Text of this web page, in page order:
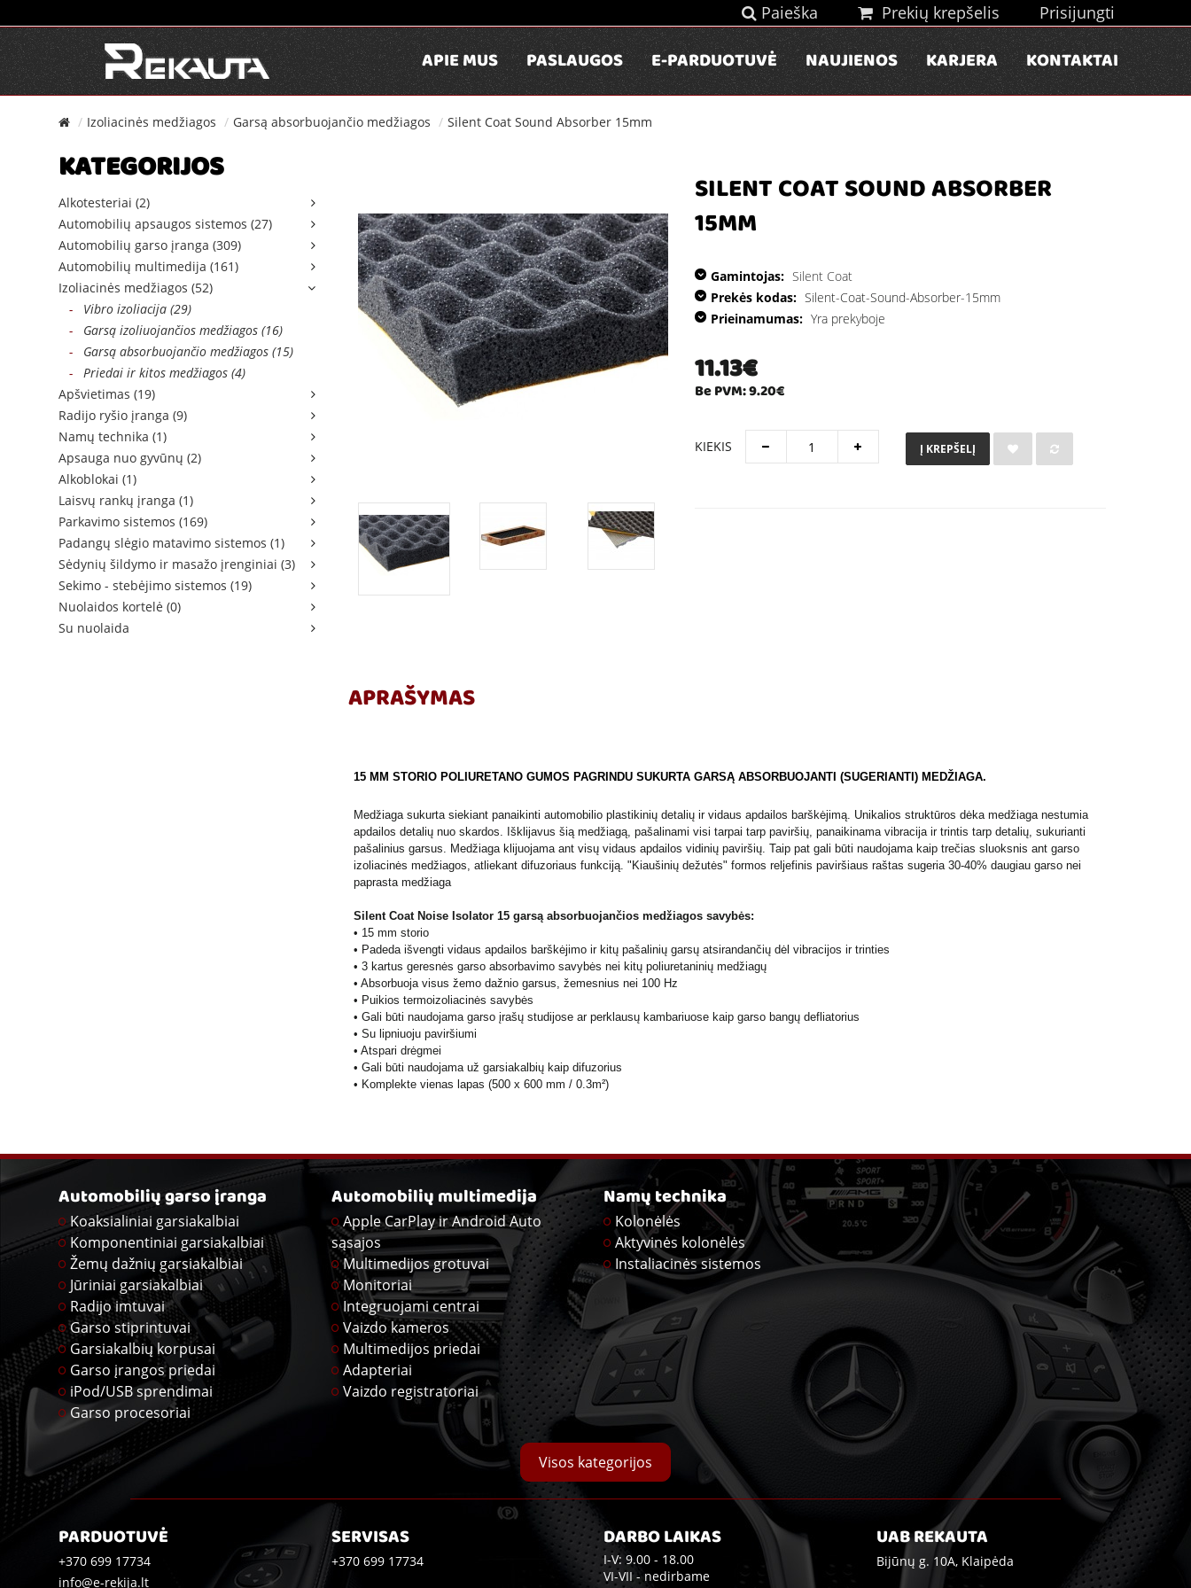
Paieška Prekių krepšelis Prisijungti
APIE MUS PASLAUGOS E-PARDUOTUVĖ NAUJIENOS KARJERA KONTAKTAI
Izoliacinės medžiagos Garsą absorbuojančio medžiagos Silent Coat Sound Absorber 15mm
KATEGORIJOS
Alkotesteriai (2)
Automobilių apsaugos sistemos (27)
Automobilių garso įranga (309)
Automobilių multimedija (161)
Izoliacinės medžiagos (52)
- Vibro izoliacija (29)
- Garsą izoliuojančios medžiagos (16)
- Garsą absorbuojančio medžiagos (15)
- Priedai ir kitos medžiagos (4)
Apšvietimas (19)
Radijo ryšio įranga (9)
Namų technika (1)
Apsauga nuo gyvūnų (2)
Alkoblokai (1)
Laisvų rankų įranga (1)
Parkavimo sistemos (169)
Padangų slėgio matavimo sistemos (1)
Sėdynių šildymo ir masažo įrenginiai (3)
Sekimo - stebėjimo sistemos (19)
Nuolaidos kortelė (0)
Su nuolaida
SILENT COAT SOUND ABSORBER
15MM
Gamintojas: Silent Coat
Prekės kodas: Silent-Coat-Sound-Absorber-15mm
Prieinamumas: Yra prekyboje
11.13€
Be PVM: 9.20€
KIEKIS Į KREPŠELĮ
APRAŠYMAS
15 MM STORIO POLIURETANO GUMOS PAGRINDU SUKURTA GARSĄ ABSORBUOJANTI (SUGERIANTI) MEDŽIAGA.
Medžiaga sukurta siekiant panaikinti automobilio plastikinių detalių ir vidaus apdailos barškėjimą. Unikalios struktūros dėka medžiaga nestumia
apdailos detalių nuo skardos. Išklijavus šią medžiagą, pašalinami visi tarpai tarp paviršių, panaikinama vibracija ir trintis tarp detalių, sukurianti
pašalinius garsus. Medžiaga klijuojama ant visų vidaus apdailos vidinių paviršių. Taip pat gali būti naudojama kaip trečias sluoksnis ant garso
izoliacinės medžiagos, atliekant difuzoriaus funkciją. "Kiaušinių dežutės" formos reljefinis paviršiaus raštas sugeria 30-40% daugiau garso nei
paprasta medžiaga
Silent Coat Noise Isolator 15 garsą absorbuojančios medžiagos savybės:
• 15 mm storio
• Padeda išvengti vidaus apdailos barškėjimo ir kitų pašalinių garsų atsirandančių dėl vibracijos ir trinties
• 3 kartus geresnės garso absorbavimo savybės nei kitų poliuretaninių medžiagų
• Absorbuoja visus žemo dažnio garsus, žemesnius nei 100 Hz
• Puikios termoizoliacinės savybės
• Gali būti naudojama garso įrašų studijose ar perklausų kambariuose kaip garso bangų defliatorius
• Su lipniuoju paviršiumi
• Atspari drėgmei
• Gali būti naudojama už garsiakalbių kaip difuzorius
• Komplekte vienas lapas (500 x 600 mm / 0.3m²)
Automobilių garso įranga
Koaksialiniai garsiakalbiai
Komponentiniai garsiakalbiai
Žemų dažnių garsiakalbiai
Jūriniai garsiakalbiai
Radijo imtuvai
Garso stiprintuvai
Garsiakalbių korpusai
Garso įrangos priedai
iPod/USB sprendimai
Garso procesoriai
Automobilių multimedija
Apple CarPlay ir Android Auto
sąsajos
Multimedijos grotuvai
Monitoriai
Integruojami centrai
Vaizdo kameros
Multimedijos priedai
Adapteriai
Vaizdo registratoriai
Namų technika
Kolonėlės
Aktyvinės kolonėlės
Instaliacinės sistemos
Visos kategorijos
PARDUOTUVĖ
+370 699 17734
info@e-rekija.lt
SERVISAS
+370 699 17734
DARBO LAIKAS
I-V: 9.00 - 18.00
VI-VII - nedirbame
UAB REKAUTA
Bijūnų g. 10A, Klaipėda